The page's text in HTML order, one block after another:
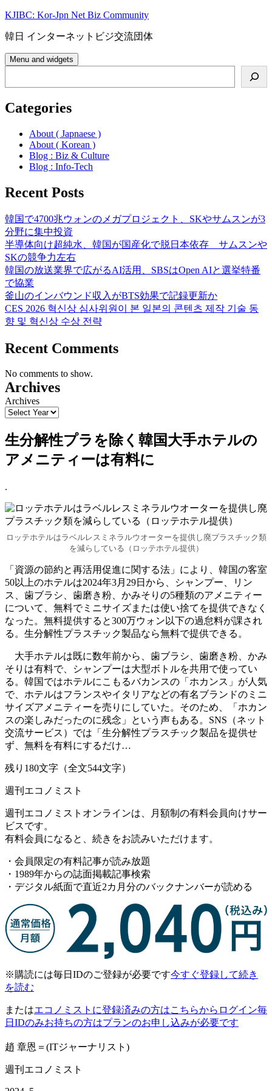
Skip
content
KJIBC: Kor-Jpn Net Biz Community
韓日 インターネットビジ交流団体
Menu and widgets
Categories
About ( Japnaese )
About ( Korean )
Blog : Biz & Culture
Blog : Info-Tech
Recent Posts
韓国で4700兆ウォンのメガプロジェクト、SKやサムスンが3
分野に集中投資
半導体向け超純水、韓国が国産化で脱日本依存 サムスンや
SKの競争力左右
韓国の放送業界で広がるAI活用、SBSはOpen AIと選挙特番
で協業
釜山のインバウンド収入がBTS効果で記録更新か
CES 2026 혁신상 심사위원이 본 일본의 콘텐츠 제작 기술 동
향 및 혁신상 수상 전략
Recent Comments
No comments to show.
Archives
Archives
生分解性プラを除く韓国大手ホテルの
アメニティーは有料に
.
ロッテホテルはラベルレスミネラルウオーターを提供し廃プラスチック類
を減らしている（ロッテホテル提供）
「資源の節約と再活用促進に関する法」により、韓国の客室
50以上のホテルは2024年3月29日から、シャンプー、リン
ス、歯ブラシ、歯磨き粉、かみそりの5種類のアメニティー
について、無料でミニサイズまたは使い捨てを提供できなく
なった。無料提供すると300万ウォン以下の過怠料が課され
る。生分解性プラスチック製品なら無料で提供できる。
大手ホテルは既に数年前から、歯ブラシ、歯磨き粉、かみ
そりは有料で、シャンプーは大型ボトルを共用で使ってい
る。韓国ではホテルにこもるバカンスの「ホカンス」が人気
で、ホテルはフランスやイタリアなどの有名ブランドのミニ
サイズアメニティーを売りにしていた。そのため、「ホカン
スの楽しみだったのに残念」という声もある。SNS（ネット
交流サービス）では「生分解性プラスチック製品を提供せ
ず、無料を有料にするだけ…
残り180文字（全文544文字）
週刊エコノミスト
週刊エコノミストオンラインは、月額制の有料会員向けサー
ビスです。
有料会員になると、続きをお読みいただけます。
・会員限定の有料記事が読み放題
・1989年からの誌面掲載記事検索
・デジタル紙面で直近2カ月分のバックナンバーが読める
※購読には毎日IDのご登録が必要です今すぐ登録して続き
を読む
またはエコノミストに登録済みの方はこちらからログイン毎
日IDのみお持ちの方はプランのお申し込みが必要です
趙 章恩＝(ITジャーナリスト)
週刊エコノミスト